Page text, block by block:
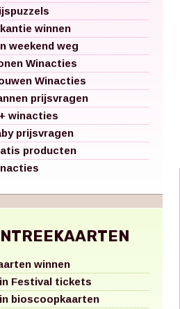
winnen
weekend weg
Winacties
Winacties
prijsvragen
winacties
prijsvragen
producten
winnen
Festival tickets
bioscoopkaarten